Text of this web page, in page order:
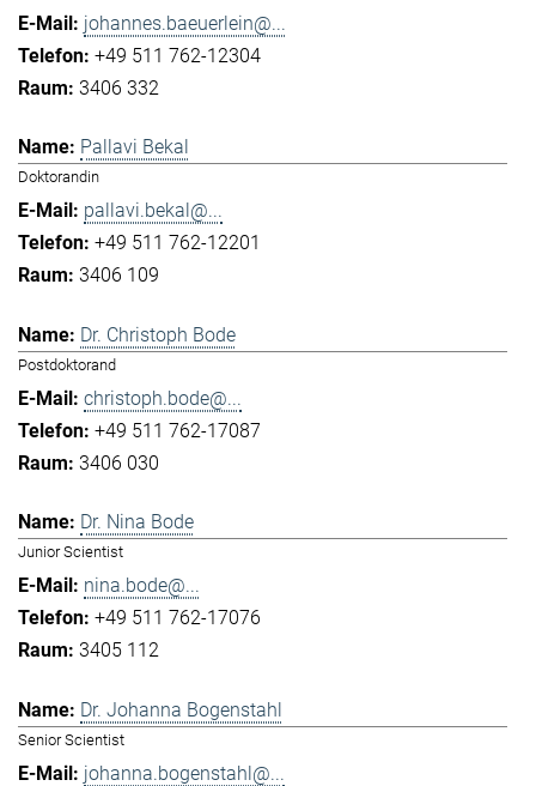
johannes.baeuerlein@...
+49 511 762-12304
3406 332
Pallavi Bekal
Doktorandin
pallavi.bekal@...
+49 511 762-12201
3406 109
Dr. Christoph Bode
Postdoktorand
christoph.bode@...
+49 511 762-17087
3406 030
Dr. Nina Bode
Junior Scientist
nina.bode@...
+49 511 762-17076
3405 112
Dr. Johanna Bogenstahl
Senior Scientist
johanna.bogenstahl@...